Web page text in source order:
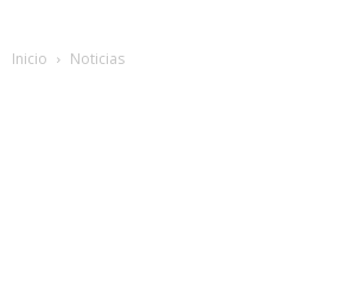
Inicio Noticias